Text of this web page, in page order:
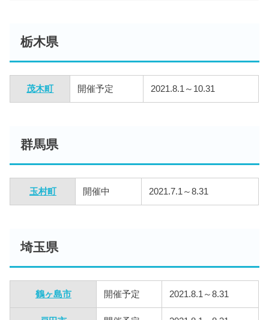
栃木県
茂木町 開催予定 2021.8.1～10.31
群馬県
玉村町 開催中 2021.7.1～8.31
埼玉県
鶴ヶ島市 開催予定 2021.8.1～8.31